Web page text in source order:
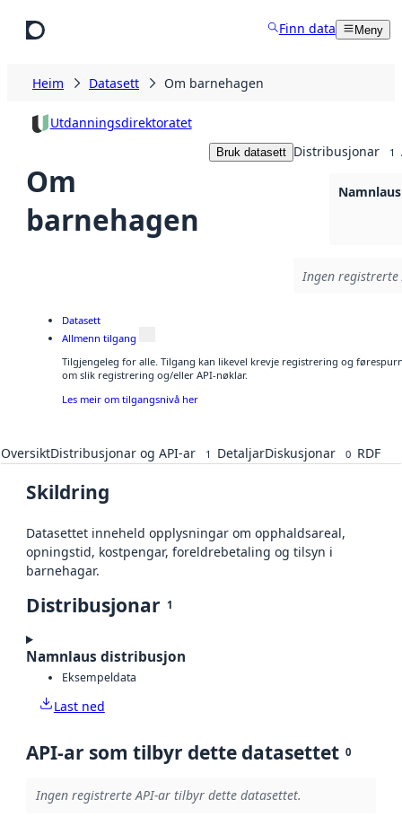
Finn data Meny
Heim Datasett Om barnehagen
Utdanningsdirektoratet
Om
barnehagen
Bruk datasett Distribusjonar 1
Ingen
Datasett
Allmenn tilgang
Tilgjengeleg for alle. Tilgang kan likevel krevje registrering og
om slik registrering og/eller API-nøklar.
Les meir om tilgangsnivå her
OversiktDistribusjonar og API-ar 1 DetaljarDiskusjonar 0 RDF
Skildring
Datasettet inneheld opplysningar om opphaldsareal,
opningstid, kostpengar, foreldrebetaling og tilsyn i
barnehagar.
Distribusjonar 1
Namnlaus distribusjon
Eksempeldata
Last ned
API-ar som tilbyr dette datasettet 0
Ingen registrerte API-ar tilbyr dette datasettet.